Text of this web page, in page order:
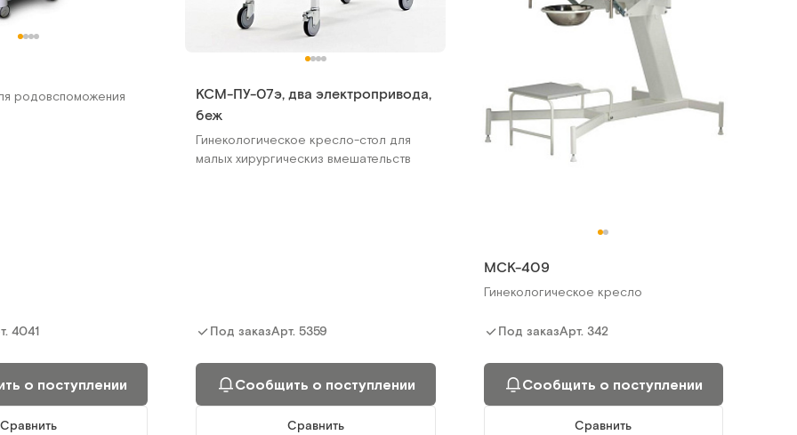
родовспоможения
4041
о поступлении
Сравнить
КСМ-ПУ-07э, два электропривода,
беж
Гинекологическое кресло-стол для
малых хирургическиз вмешательств
Под заказАрт. 5359
Сообщить о поступлении
Сравнить
МСК-409
Гинекологическое кресло
Под заказАрт. 342
Сообщить о поступлении
Сравнить